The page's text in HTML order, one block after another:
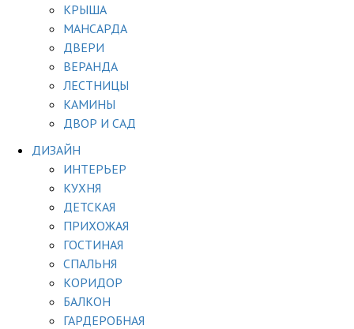
КРЫША
МАНСАРДА
ДВЕРИ
ВЕРАНДА
ЛЕСТНИЦЫ
КАМИНЫ
ДВОР И САД
ДИЗАЙН
ИНТЕРЬЕР
КУХНЯ
ДЕТСКАЯ
ПРИХОЖАЯ
ГОСТИНАЯ
СПАЛЬНЯ
КОРИДОР
БАЛКОН
ГАРДЕРОБНАЯ